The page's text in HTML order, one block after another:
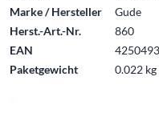
Marke / Hersteller
Gude
Herst.-Art.-Nr.
860
EAN
Paketgewicht
0.022 kg